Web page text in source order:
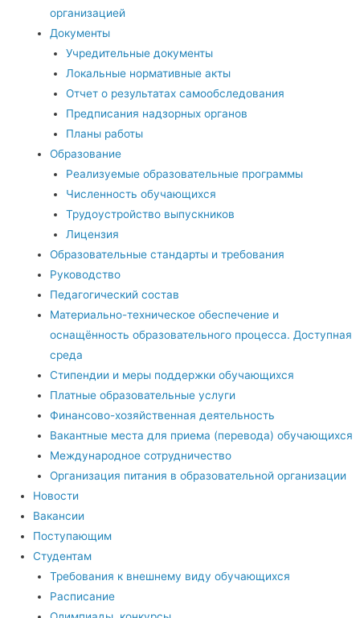
организацией
Документы
Учредительные документы
Локальные нормативные акты
Отчет о результатах самообследования
Предписания надзорных органов
Планы работы
Образование
Реализуемые образовательные программы
Численность обучающихся
Трудоустройство выпускников
Лицензия
Образовательные стандарты и требования
Руководство
Педагогический состав
Материально-техническое обеспечение и
оснащённость образовательного процесса. Доступная
среда
Стипендии и меры поддержки обучающихся
Платные образовательные услуги
Финансово-хозяйственная деятельность
Вакантные места для приема (перевода) обучающихся
Международное сотрудничество
Организация питания в образовательной организации
Новости
Вакансии
Поступающим
Студентам
Требования к внешнему виду обучающихся
Расписание